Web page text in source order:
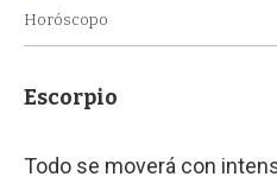
Horóscopo
Escorpio
Todo se moverá con